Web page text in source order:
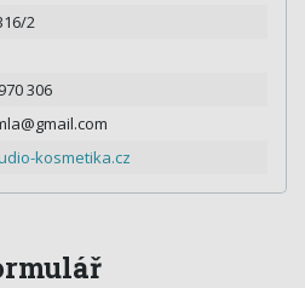
2
306
kosmetika.cz